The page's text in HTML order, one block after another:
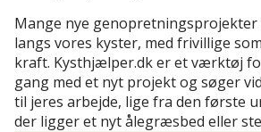
Mange nye genopretningsprojekter
langs vores kyster, med frivillige
kraft. Kysthjælper.dk er et værktøj
gang med et nyt projekt og søger
til jeres arbejde, lige fra den første
der ligger et nyt ålegræsbed eller